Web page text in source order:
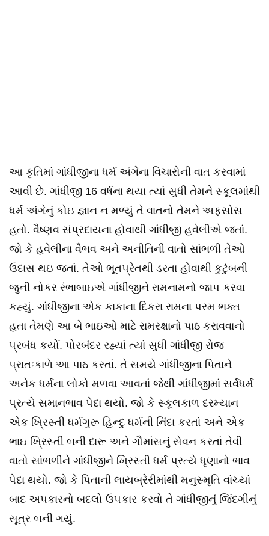
આ કૃતિમાં ગાંધીજીના ધર્મ અંગેના વિચારોની વાત કરવામાં
આવી છે. ગાંધીજી 16 વર્ષના થયા ત્યાં સુધી તેમને સ્કૂલમાંથી
ધર્મ અંગેનું કોઇ જ્ઞાન ન મળ્યું તે વાતનો તેમને અફસોસ
હતો. વૈષ્ણવ સંપ્રદાયના હોવાથી ગાંધીજી હવેલીએ જતાં.
જો કે હવેલીના વૈભવ અને અનીતિની વાતો સાંભળી તેઓ
ઉદાસ થઇ જતાં. તેઓ ભૂતપ્રેતથી ડરતા હોવાથી કુટુંબની
જુની નોકર રંભાબાઇએ ગાંધીજીને રામનામનો જાપ કરવા
કહ્યું. ગાંધીજીના એક કાકાના દિકરા રામના પરમ ભક્ત
હતા તેમણે આ બે ભાઇઓ માટે રામરક્ષાનો પાઠ કરાવવાનો
પ્રબંધ કર્યો. પોરબંદર રહ્યાં ત્યાં સુધી ગાંધીજી રોજ
પ્રાતઃકાળે આ પાઠ કરતાં. તે સમયે ગાંધીજીના પિતાને
અનેક ધર્મના લોકો મળવા આવતાં જેથી ગાંધીજીમાં સર્વધર્મ
પ્રત્યે સમાનભાવ પેદા થયો. જો કે સ્કૂલકાળ દરમ્યાન
એક ખ્રિસ્તી ધર્મગુરૂ હિન્દુ ધર્મની નિંદા કરતાં અને એક
ભાઇ ખ્રિસ્તી બની દારૂ અને ગૌમાંસનું સેવન કરતાં તેવી
વાતો સાંભળીને ગાંધીજીને ખ્રિસ્તી ધર્મ પ્રત્યે ધૃણાનો ભાવ
પેદા થયો. જો કે પિતાની લાયબ્રેરીમાંથી મનુસ્મૃતિ વાંચ્યાં
બાદ અપકારનો બદલો ઉપકાર કરવો તે ગાંધીજીનું જિંદગીનું
સૂત્ર બની ગયું.